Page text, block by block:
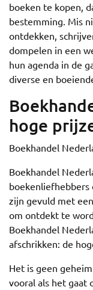
boeken te kopen,
bestemming. Mis
ontdekken,
dompelen in een
hun agenda in de
diverse en
hoge
Boekhandel
Boekhandel
boekenliefhebbers
zijn gevuld met
om ontdekt te
Boekhandel
afschrikken: de
Het is geen
vooral als het gaat